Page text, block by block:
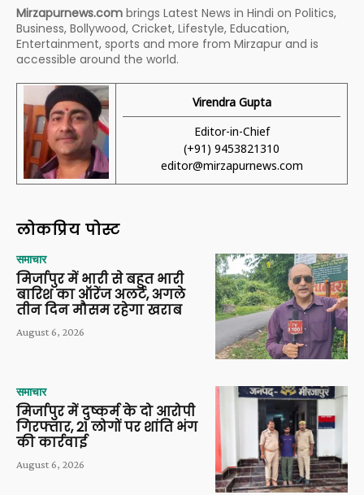
Mirzapurnews.com brings Latest News in Hindi on Politics,
Business, Bollywood, Cricket, Lifestyle, Education,
Entertainment, sports and more from Mirzapur and is
accessible around the world.
Virendra Gupta
Editor-in-Chief
(+91) 9453821310
editor@mirzapurnews.com
लोकप्रिय पोस्ट
समाचार
मिर्जापुर में भारी से बहुत भारी
बारिश का ऑरेंज अलर्ट, अगले
तीन दिन मौसम रहेगा खराब
August 6, 2026
समाचार
मिर्जापुर में दुष्कर्म के दो आरोपी
गिरफ्तार, 21 लोगों पर शांति भंग
की कार्रवाई
August 6, 2026